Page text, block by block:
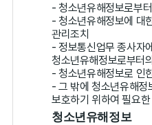
- 청소년유해정보로부
- 청소년유해정보에 대
관리조치
- 정보통신업무 종사자
청소년유해정보로부터
- 청소년유해정보로 인
- 그 밖에 청소년유해정
보호하기 위하여 필요
청소년유해정보